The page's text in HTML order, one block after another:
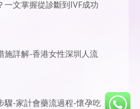
一文掌握從診斷到IVF成功
施詳解-香港女性深圳人流
驟-家計會藥流過程-懷孕吃